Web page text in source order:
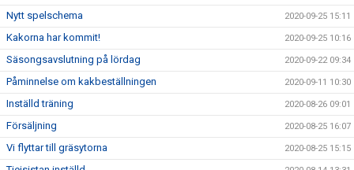
Nytt spelschema 2020-09-25 15:11
Kakorna har kommit! 2020-09-25 10:16
Säsongsavslutning på lördag 2020-09-22 09:34
Påminnelse om kakbeställningen 2020-09-11 10:30
Inställd träning 2020-08-26 09:01
Försäljning 2020-08-25 16:07
Vi flyttar till gräsytorna 2020-08-25 15:15